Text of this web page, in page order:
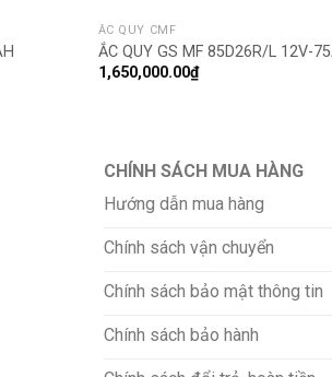
ẮC QUY CMF
ẮC QUY GS MF 85D26R/L 12V-
1,650,000.00₫
CHÍNH SÁCH MUA HÀNG
Hướng dẫn mua hàng
Chính sách vận chuyển
Chính sách bảo mật thông tin
Chính sách bảo hành